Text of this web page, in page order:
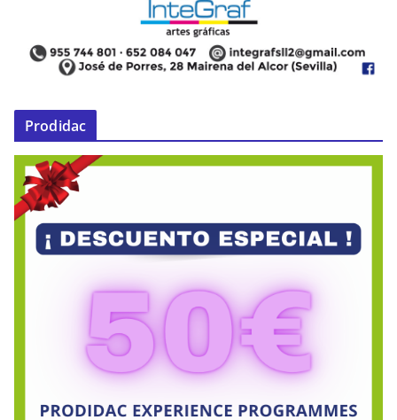
Prodidac